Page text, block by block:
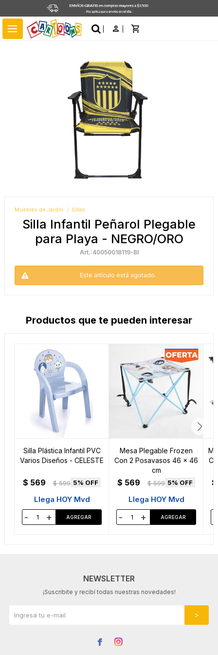
menu
Muebles de Jardín Sillas
Silla Infantil Peñarol Plegable
para Playa - NEGRO/ORO
40050018119-BI
Este artículo está agotado.
Productos que te pueden interesar
Silla Plástica Infantil PVC
Varios Diseños - CELESTE
$ 569 $ 599 5
Llega HOY Mvd
- +
Mesa Plegable Frozen
Con 2 Posavasos 46 x 46
cm
$ 569 $ 599 5
Llega HOY Mvd
- +
$
NEWSLETTER
¡Suscribite y recibí todas nuestras novedades!
 
close